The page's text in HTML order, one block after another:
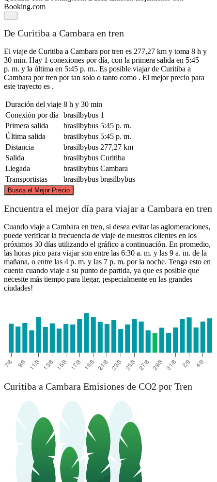
Booking.com
De Curitiba a Cambara en tren
El viaje de Curitiba a Cambara por tren es 277,27 km y toma 8 h y
30 min. Hay 1 conexiones por día, con la primera salida en 5:45
p. m. y la última en 5:45 p. m.. Es posible viajar de Curitiba a
Cambara por tren por tan solo o tanto como . El mejor precio para
este trayecto es .
Duración del viaje 8 h y 30 min
Conexión por día
brasilbybus 1
Primera salida
brasilbybus 5:45 p. m.
Última salida
brasilbybus 5:45 p. m.
Distancia
brasilbybus 277,27 km
Salida
brasilbybus Curitiba
Llegada
brasilbybus Cambara
Transportistas
brasilbybus brasilbybus
Busca el Mejor Precio
©CARTO, ©
Encuentra el mejor día para viajar a Cambara en tren
Cuando viaje a Cambara en tren, si desea evitar las aglomeraciones,
puede verificar la frecuencia de viaje de nuestros clientes en los
próximos 30 días utilizando el gráfico a continuación. En promedio,
las horas pico para viajar son entre las 6:30 a. m. y las 9 a. m. de la
mañana, o entre las 4 p. m. y las 7 p. m. por la noche. Tenga esto en
cuenta cuando viaje a su punto de partida, ya que es posible que
necesite más tiempo para llegar, ¡especialmente en las grandes
ciudades!
Curitiba a Cambara Emisiones de CO2 por Tren